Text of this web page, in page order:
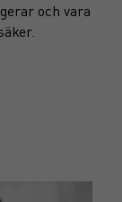
och vara